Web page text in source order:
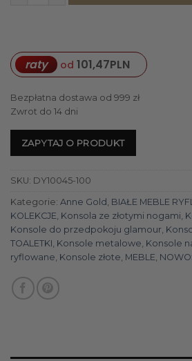
raty od 101,47PLN
Bezpłatna dostawa od 999 zł
Zwrot do 14 dni
ZAPYTAJ O PRODUKT
SKU: DY10045-100
Kategorie: Anne Gold , BIAŁE MEBLE
KOLEKCJE, Konsola ze złotymi nogami,
Konsole do przedpokoju glamour,
TOALETKI, Konsole metalowe, Konsole
ryflowane, Konsole złote, MEBLE,